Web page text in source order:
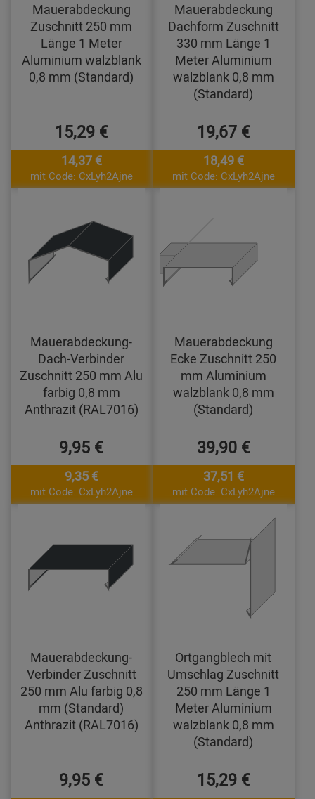
Mauerabdeckung
Zuschnitt 250 mm
Länge 1 Meter
Aluminium walzblank
0,8 mm (Standard)
15,29 €
14,37 €
mit Code: CxLyh2Ajne
Mauerabdeckung
Dachform Zuschnitt
330 mm Länge 1
Meter Aluminium
walzblank 0,8 mm
(Standard)
19,67 €
18,49 €
mit Code: CxLyh2Ajne
Mauerabdeckung-
Dach-Verbinder
Zuschnitt 250 mm Alu
farbig 0,8 mm
Anthrazit (RAL7016)
9,95 €
9,35 €
mit Code: CxLyh2Ajne
Mauerabdeckung
Ecke Zuschnitt 250
mm Aluminium
walzblank 0,8 mm
(Standard)
39,90 €
37,51 €
mit Code: CxLyh2Ajne
Mauerabdeckung-
Verbinder Zuschnitt
250 mm Alu farbig 0,8
mm (Standard)
Anthrazit (RAL7016)
9,95 €
Ortgangblech mit
Umschlag Zuschnitt
250 mm Länge 1
Meter Aluminium
walzblank 0,8 mm
(Standard)
15,29 €